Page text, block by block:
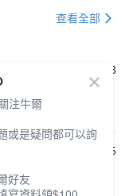
查看全部
2026/05/23
2026/02/15
注牛爾
或是疑問都可以詢
好友